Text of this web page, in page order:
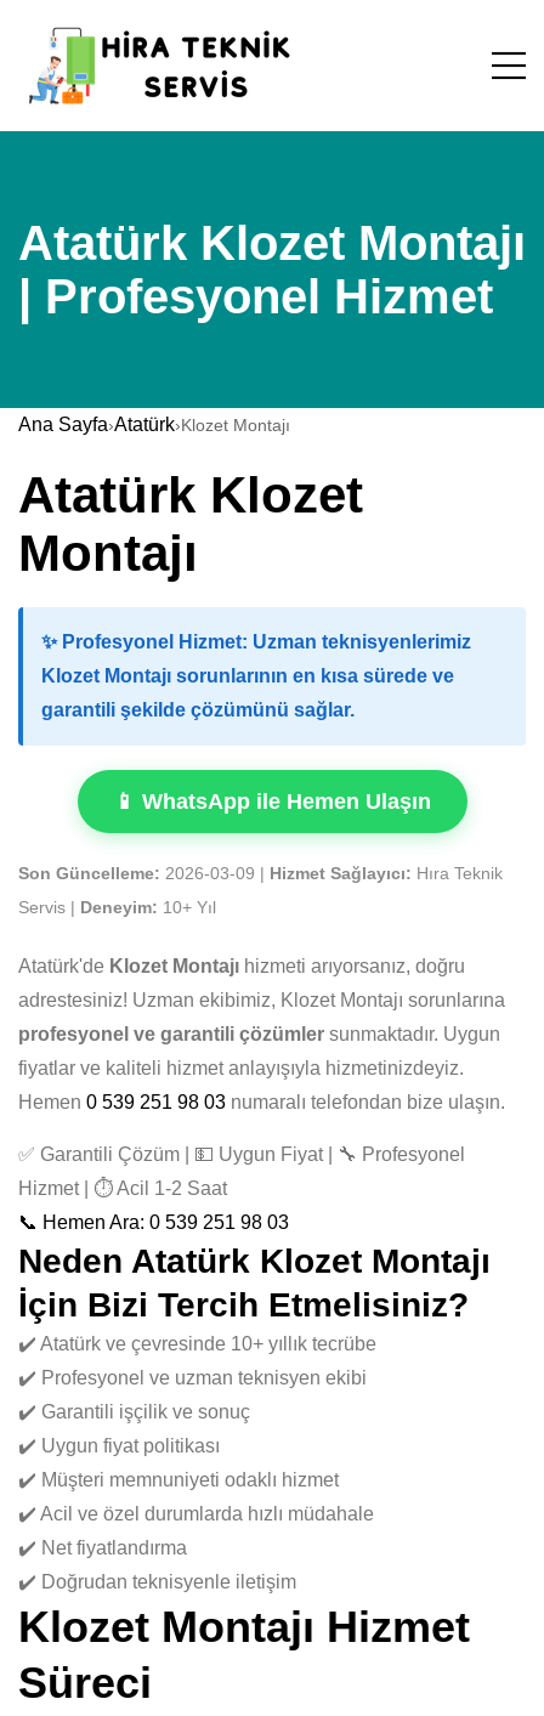
Atatürk Klozet Montajı
| Profesyonel Hizmet
Ana Sayfa›Atatürk›Klozet Montajı
Atatürk Klozet
Montajı
✨ Profesyonel Hizmet: Uzman teknisyenlerimiz
Klozet Montajı sorunlarının en kısa sürede ve
garantili şekilde çözümünü sağlar.
📱 WhatsApp ile Hemen Ulaşın
Son Güncelleme: 2026-03-09 | Hizmet Sağlayıcı: Hıra Teknik
Servis |
Deneyim: 10+ Yıl
Atatürk'de Klozet Montajı hizmeti arıyorsanız, doğru
adrestesiniz! Uzman ekibimiz, Klozet Montajı sorunlarına
profesyonel ve garantili çözümler sunmaktadır. Uygun
fiyatlar ve kaliteli hizmet anlayışıyla hizmetinizdeyiz.
Hemen 0 539 251 98 03 numaralı telefondan bize ulaşın.
✅ Garantili Çözüm | 💵 Uygun Fiyat | 🔧 Profesyonel
Hizmet | ⏱️ Acil 1-2 Saat
📞 Hemen Ara: 0 539 251 98 03
Neden Atatürk Klozet Montajı
İçin Bizi Tercih Etmelisiniz?
✔️ Atatürk ve çevresinde 10+ yıllık tecrübe
✔️ Profesyonel ve uzman teknisyen ekibi
✔️ Garantili işçilik ve sonuç
✔️ Uygun fiyat politikası
✔️ Müşteri memnuniyeti odaklı hizmet
✔️ Acil ve özel durumlarda hızlı müdahale
✔️ Net fiyatlandırma
✔️ Doğrudan teknisyenle iletişim
Klozet Montajı Hizmet
Süreci